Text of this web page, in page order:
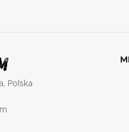
Polska